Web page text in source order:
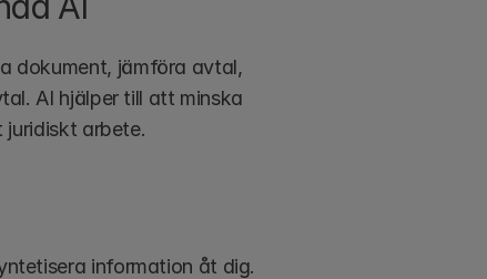
dokument, jämföra avtal,
AI hjälper till att minska
arbete.
information åt dig.